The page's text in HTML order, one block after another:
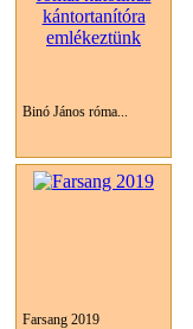
Binó János róma...
Farsang 2019